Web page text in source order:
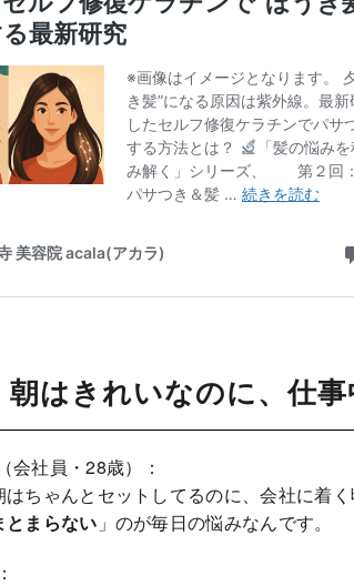
朝はきれいなのに、仕
会社員・28歳）：
ちゃんとセットしてるのに、会社に着
とまらない 」のが毎日の悩みなんです。